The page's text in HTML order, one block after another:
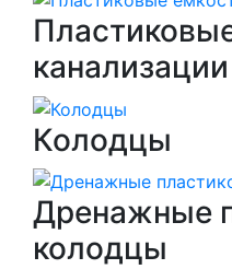
канализации
Колодцы
Дренажные
колодцы